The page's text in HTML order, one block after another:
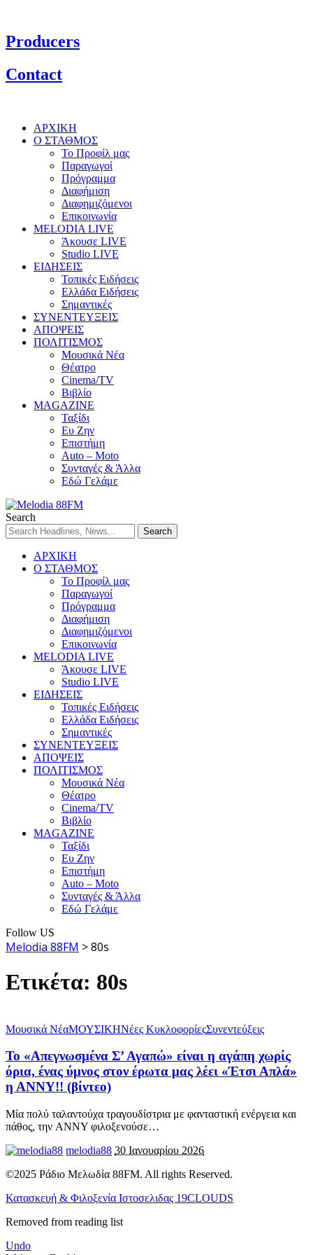
Producers
Contact
ΑΡΧΙΚΗ
Ο ΣΤΑΘΜΟΣ
Το Προφίλ μας
Παραγωγοί
Πρόγραμμα
Διαφήμιση
Διαφημιζόμενοι
Επικοινωνία
MELODIA LIVE
Άκουσε LIVE
Studio LIVE
ΕΙΔΗΣΕΙΣ
Τοπικές Ειδήσεις
Ελλάδα Ειδήσεις
Σημαντικές
ΣΥΝΕΝΤΕΥΞΕΙΣ
ΑΠΟΨΕΙΣ
ΠΟΛΙΤΙΣΜΟΣ
Μουσικά Νέα
Θέατρο
Cinema/TV
Βιβλίο
MAGAZINE
Ταξίδι
Ευ Ζην
Επιστήμη
Auto – Moto
Συνταγές & Άλλα
Εδώ Γελάμε
Search
ΑΡΧΙΚΗ
Ο ΣΤΑΘΜΟΣ
Το Προφίλ μας
Παραγωγοί
Πρόγραμμα
Διαφήμιση
Διαφημιζόμενοι
Επικοινωνία
MELODIA LIVE
Άκουσε LIVE
Studio LIVE
ΕΙΔΗΣΕΙΣ
Τοπικές Ειδήσεις
Ελλάδα Ειδήσεις
Σημαντικές
ΣΥΝΕΝΤΕΥΞΕΙΣ
ΑΠΟΨΕΙΣ
ΠΟΛΙΤΙΣΜΟΣ
Μουσικά Νέα
Θέατρο
Cinema/TV
Βιβλίο
MAGAZINE
Ταξίδι
Ευ Ζην
Επιστήμη
Auto – Moto
Συνταγές & Άλλα
Εδώ Γελάμε
Follow US
Melodia 88FM >80s
Ετικέτα: 80s
Μουσικά ΝέαΜΟΥΣΙΚΗΝέες ΚυκλοφορίεςΣυνεντεύξεις
Το «Απεγνωσμένα Σ’ Αγαπώ» είναι η αγάπη χωρίς
όρια, ένας ύμνος στον έρωτα μας λέει «Έτσι Απλά»
η ΑΝΝΥ!! (βίντεο)
Μία πολύ ταλαντούχα τραγουδίστρια με φανταστική ενέργεια και
πάθος, την ANNY φιλοξενούσε…
melodia88 30 Ιανουαρίου 2026
©2025 Ράδιο Μελωδία 88FM. All rights Reserved.
Κατασκευή & Φιλοξενία Ιστοσελιδας 19CLOUDS
Removed from reading list
Undo